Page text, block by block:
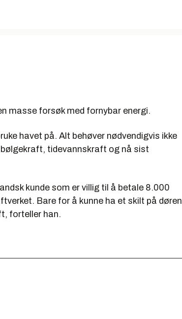
masse forsøk med fornybar energi.
havet på. Alt behøver nødvendigvis ikke
tidevannskraft og nå sist
kunde som er villig til å betale 8.000
Bare for å kunne ha et skilt på døren
forteller han.